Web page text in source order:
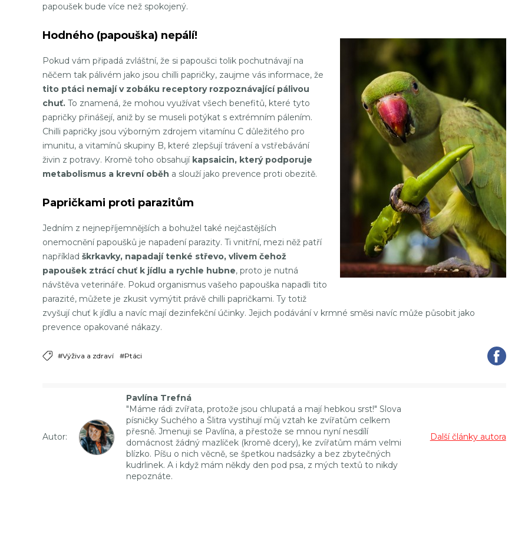
papoušek bude více než spokojený.
Hodného (papouška) nepálí!
Pokud vám připadá zvláštní, že si papoušci tolik pochutnávají na
něčem tak pálivém jako jsou chilli papričky, zaujme vás informace, že
tito ptáci nemají v zobáku receptory rozpoznávající pálivou
chuť. To znamená, že mohou využívat všech benefitů, které tyto
papričky přinášejí, aniž by se museli potýkat s extrémním pálením.
Chilli papričky jsou výborným zdrojem vitamínu C důležitého pro
imunitu, a vitamínů skupiny B, které zlepšují trávení a vstřebávání
živin z potravy. Kromě toho obsahují kapsaicin, který podporuje
metabolismus a krevní oběh a slouží jako prevence proti obezitě.
Papričkami proti parazitům
Jedním z nejnepříjemnějších a bohužel také nejčastějších
onemocnění papoušků je napadení parazity. Ti vnitřní, mezi něž patří
například škrkavky, napadají tenké střevo, vlivem čehož
papoušek ztrácí chuť k jídlu a rychle hubne, proto je nutná
návštěva veterináře. Pokud organismus vašeho papouška napadli tito
parazité, můžete je zkusit vymýtit právě chilli papričkami. Ty totiž
zvyšují chuť k jídlu a navíc mají dezinfekční účinky. Jejich podávání v krmné směsi navíc může působit jako
prevence opakované nákazy.
#Výživa a zdraví #Ptáci
Autor:
Pavlína Trefná
"Máme rádi zvířata, protože jsou chlupatá a mají hebkou srst!" Slova
písničky Suchého a Šlitra vystihují můj vztah ke zvířatům celkem
přesně. Jmenuji se Pavlína, a přestože se mnou nyní nesdílí
domácnost žádný mazlíček (kromě dcery), ke zvířatům mám velmi
blízko. Píšu o nich věcně, se špetkou nadsázky a bez zbytečných
kudrlinek. A i když mám někdy den pod psa, z mých textů to nikdy
nepoznáte.
Další články autora